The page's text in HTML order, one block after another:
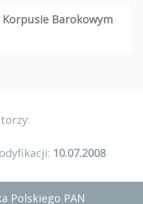
Barokowym
10.07.2008
Polskiego PAN